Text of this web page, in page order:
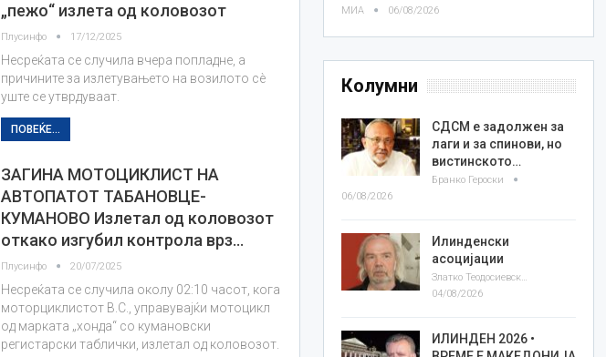
„пежо“ излета од коловозот
Плусинфо 17/12/2025
Несреќата се случила вчера попладне, а
причините за излетувањето на возилото сè
уште се утврдуваат.
ПОВЕЌЕ...
ЗАГИНА МОТОЦИКЛИСТ НА
АВТОПАТОТ ТАБАНОВЦЕ-
КУМАНОВО Излетал од коловозот
откако изгубил контрола врз…
Плусинфо 20/07/2025
Несреќата се случила околу 02:10 часот, кога
моторциклистот В.С., управувајќи мотоцикл
од марката „хонда“ со кумановски
регистарски таблички, излетал од коловозот.
МИА 06/08/2026
Колумни
СДСМ е задолжен за
лаги и за спинови, но
вистинското…
Бранко Героски
06/08/2026
Илинденски
асоцијации
Златко Теодосиевски
04/08/2026
ИЛИНДЕН 2026 •